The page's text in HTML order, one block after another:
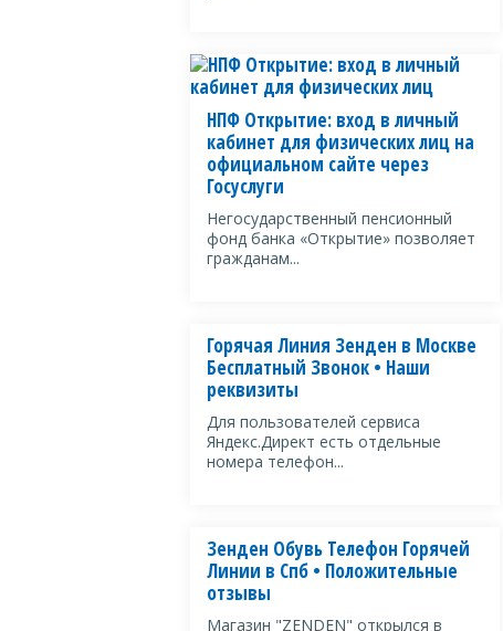
НПФ Открытие: вход в личный
кабинет для физических лиц на
официальном сайте через
Госуслуги
Негосударственный пенсионный
фонд банка «Открытие» позволяет
гражданам...
Горячая Линия Зенден в Москве
Бесплатный Звонок • Наши
реквизиты
Для пользователей сервиса
Яндекс.Директ есть отдельные
номера телефон...
Зенден Обувь Телефон Горячей
Линии в Спб • Положительные
отзывы
Магазин "ZENDEN" открылся в